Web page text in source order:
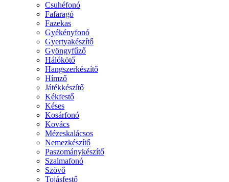
Csuhéfonó
Fafaragó
Fazekas
Gyékényfonó
Gyertyakészítő
Gyöngyfűző
Hálókötő
Hangszerkészítő
Hímző
Játékkészítő
Kékfestő
Késes
Kosárfonó
Kovács
Mézeskalácsos
Nemezkészítő
Paszománykészítő
Szalmafonó
Szövő
Tojásfestő